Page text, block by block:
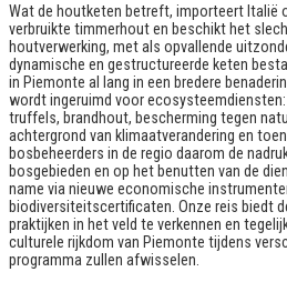
Wat de houtketen betreft, importeert Italië
verbruikte timmerhout en beschikt het
houtverwerking, met als opvallende
dynamische en gestructureerde keten
in Piemonte al lang in een bredere
wordt ingeruimd voor
truffels, brandhout, bescherming tegen
achtergrond van klimaatverandering en
bosbeheerders in de regio daarom de
bosgebieden en op het benutten van de
name via nieuwe economische
biodiversiteitscertificaten. Onze reis biedt
praktijken in het veld te verkennen en
culturele rijkdom van Piemonte tijdens
programma zullen afwisselen.